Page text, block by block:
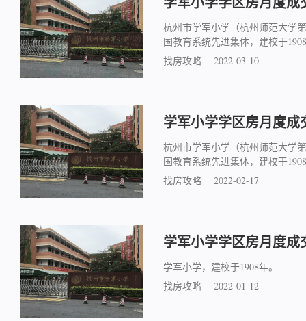
杭州市学军小学（杭州师范大学
国教育系统先进集体，建校于
找房攻略
2022-03-10
学军小学学区房月度成
杭州市学军小学（杭州师范大学
国教育系统先进集体，建校于
找房攻略
2022-02-17
学军小学学区房月度成
学军小学，建校于1908年。
找房攻略
2022-01-12